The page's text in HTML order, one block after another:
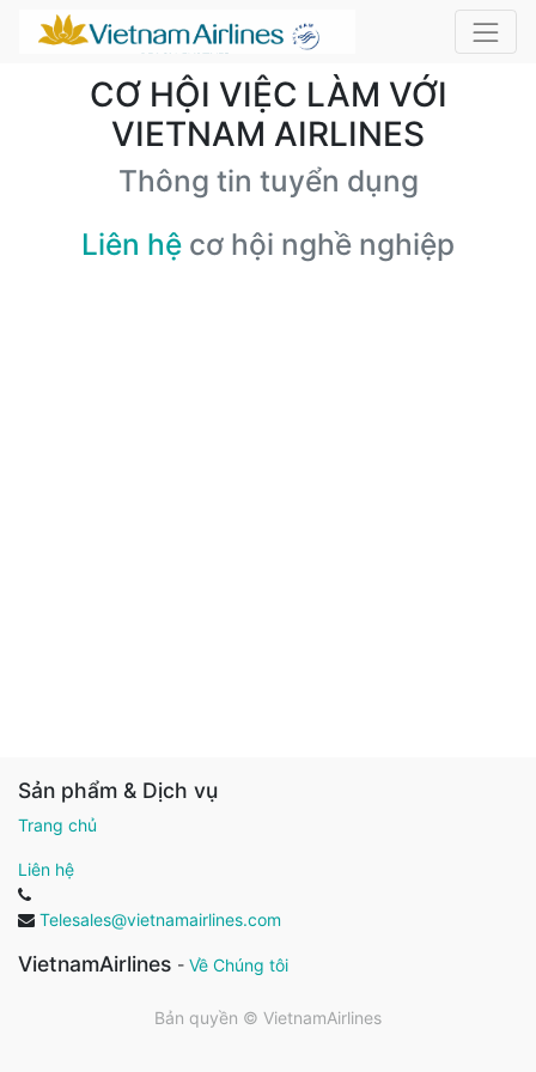
CƠ HỘI VIỆC LÀM VỚI
VIETNAM AIRLINES
Thông tin tuyển dụng
Liên hệ cơ hội nghề nghiệp
Sản phẩm & Dịch vụ
Trang chủ
Liên hệ
Telesales@vietnamairlines.com
VietnamAirlines - Về Chúng tôi
Bản quyền © VietnamAirlines